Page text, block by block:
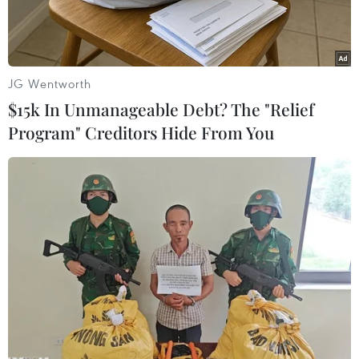
di chuyển với tốc độ cao đâm vào đuôi xe tải đi
cùng chiều trên Quốc lộ 1 ở tỉnh Limpopo, Nam
Phi.
Hiện trường vụ tai nạn giao thông trên quốc lộ 1, tỉnh Limpopo,
Nam Phi ngày 25/11. (Ảnh: EWN/TTXVN)
JG Wentworth
$15k In Unmanageable Debt? The "Relief
Program" Creditors Hide From You